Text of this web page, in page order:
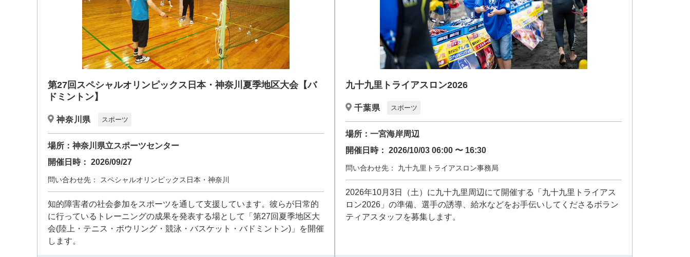
第27回スペシャルオリンピックス日本・神奈川夏季地区大会【バ
ドミントン】
神奈川県 スポーツ
場所： 神奈川県立スポーツセンター
開催日時： 2026/09/27
問い合わせ先： スペシャルオリンピックス日本・神奈川
知的障害者の社会参加をスポーツを通して支援しています。彼らが日常的
に行っているトレーニングの成果を発表する場として「第27回夏季地区大
会(陸上・テニス・ボウリング・競泳・バスケット・バドミントン)」を開催
します。
九十九里トライアスロン2026
千葉県 スポーツ
場所： 一宮海岸周辺
開催日時： 2026/10/03 06:00 〜 16:30
問い合わせ先： 九十九里トライアスロン事務局
2026年10月3日（土）に九十九里周辺にて開催する「九十九里トライアス
ロン2026」の準備、選手の誘導、給水などをお手伝いしてくださるボラン
ティアスタッフを募集します。